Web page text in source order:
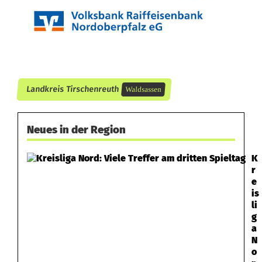
Landkreis Tirschenreuth Waldsassen
Neues in der Region
K
r
e
is
li
g
a
N
o